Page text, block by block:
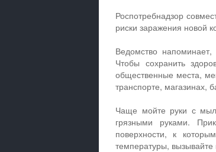
Роспотребнадзор
риски заражения новой
Ведомство
Чтобы сохранить
общественные места,
транспорте, магазинах,
Чаще мойте руки с
грязными руками.
поверхности, к
температуры,